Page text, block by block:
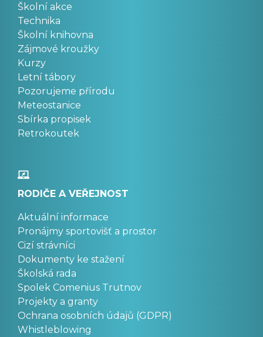
Školní akce
Technika
Školní knihovna
Zájmové kroužky
Kurzy
Letní tábory
Pozorujeme přírodu
Meteostanice
Sbírka propisek
Retrokoutek
RODIČE A VEŘEJNOST
Aktuální informace
Pronájmy sportovišť a prostor
Cizí strávníci
Dokumenty ke stažení
Školská rada
Spolek Comenius Trutnov
Projekty a granty
Ochrana osobních údajů (GDPR)
Whistleblowing